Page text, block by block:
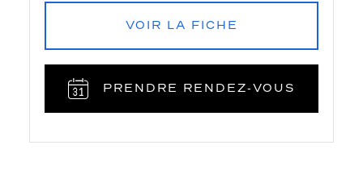
VOIR LA FICHE
PRENDRE RENDEZ‑VOUS